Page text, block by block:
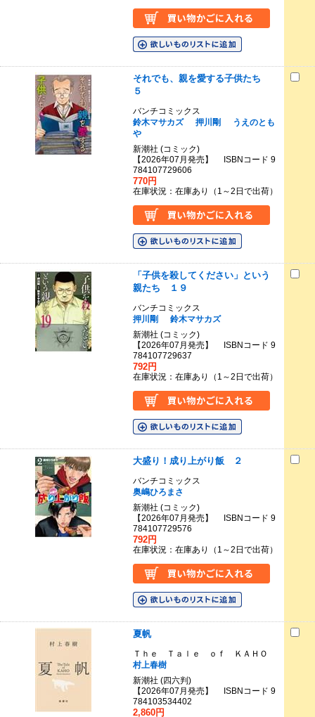
それでも、親を愛する子供たち
５
バンチコミックス
鈴木マサカズ
押川剛
うえのとも
や
新潮社 (コミック)
【2026年07月発売】 ISBNコード 9
784107729606
770円
在庫状況：在庫あり（1～2日で出荷）
「子供を殺してください」という
親たち １９
バンチコミックス
押川剛
鈴木マサカズ
新潮社 (コミック)
【2026年07月発売】 ISBNコード 9
784107729637
792円
在庫状況：在庫あり（1～2日で出荷）
大盛り！成り上がり飯 ２
バンチコミックス
奥嶋ひろまさ
新潮社 (コミック)
【2026年07月発売】 ISBNコード 9
784107729576
792円
在庫状況：在庫あり（1～2日で出荷）
夏帆
Ｔｈｅ Ｔａｌｅ ｏｆ ＫＡＨＯ
村上春樹
新潮社 (四六判)
【2026年07月発売】 ISBNコード 9
784103534402
2,860円